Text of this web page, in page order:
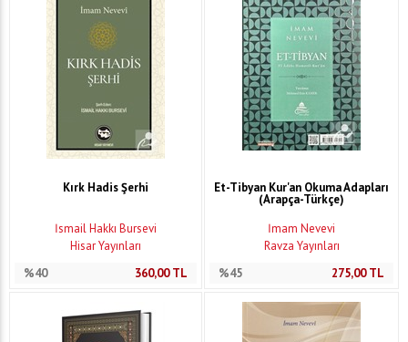
Kırk Hadis Şerhi
İsmail Hakkı Bursevi
Hisar Yayınları
%40
360,00TL
Et-Tibyan Kur'an Okuma Adapları
(Arapça-Türkçe)
İmam Nevevi
Ravza Yayınları
%45
275,00TL